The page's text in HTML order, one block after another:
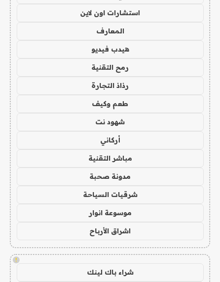
استشارات اون لاين
المعارف
هيدب فيديو
رمح التقنية
رذاذ التجارة
طعم وكيف
شهود نت
أركاني
مباشر التقنية
مدونة صحبة
شرقيات السياحة
موسوعة انوار
اشراق الأرباح
!
شراء باك لينك